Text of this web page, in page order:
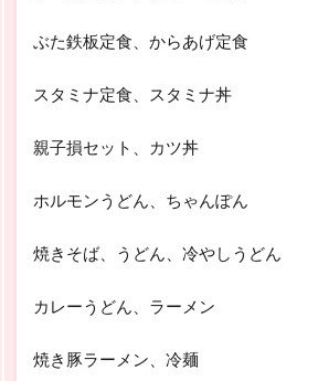
ぶた鉄板定食、からあげ定食
スタミナ定食、スタミナ丼
親子損セット、カツ丼
ホルモンうどん、ちゃんぽん
焼きそば、うどん、冷やしうどん
カレーうどん、ラーメン
焼き豚ラーメン、冷麺